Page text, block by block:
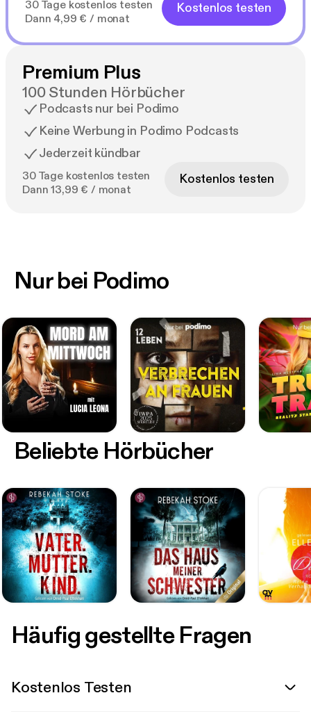
30 Tage kostenlos testen
Dann 4,99 € / monat
Kostenlos testen
Premium Plus
100 Stunden Hörbücher
Podcasts nur bei Podimo
Keine Werbung in Podimo Podcasts
Jederzeit kündbar
30 Tage kostenlos testen
Dann 13,99 € / monat
Kostenlos testen
Nur bei Podimo
Beliebte Hörbücher
Häufig gestellte Fragen
Kostenlos Testen